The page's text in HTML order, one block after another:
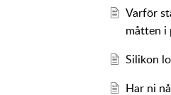
Varför
måtten i
Silikon
Har ni